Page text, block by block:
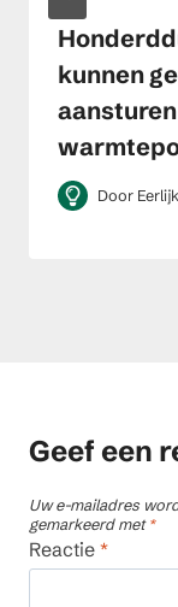
kunnen
Door
Geef een
Uw e-mailadres
gemarkeerd met*
Reactie *